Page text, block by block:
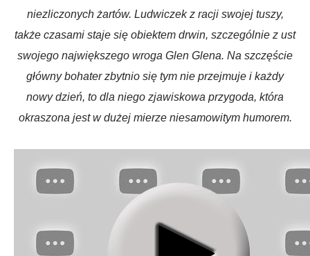
niezliczonych żartów. Ludwiczek z racji swojej tuszy,
także czasami staje się obiektem drwin, szczególnie z ust
swojego największego wroga Glen Glena. Na szczęście
główny bohater zbytnio się tym nie przejmuje i każdy
nowy dzień, to dla niego zjawiskowa przygoda, która
okraszona jest w dużej mierze niesamowitym humorem.